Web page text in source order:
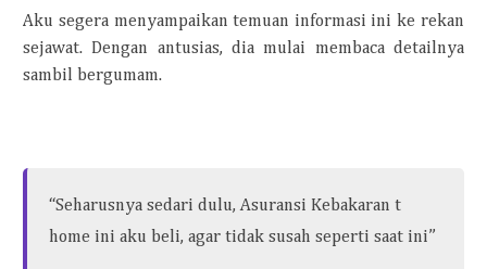
Aku segera menyampaikan temuan informasi ini ke rekan
sejawat. Dengan antusias, dia mulai membaca detailnya
sambil bergumam.
“Seharusnya sedari dulu, Asuransi Kebakaran t
home ini aku beli, agar tidak susah seperti saat ini”